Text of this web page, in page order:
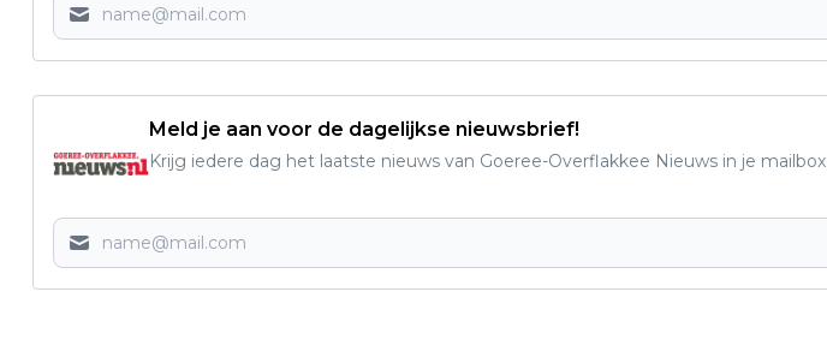
Meld je aan voor de dagelijkse nieuwsbrief!
Krijg iedere dag het laatste nieuws van Goeree-Overflakkee Nieuws in je mailbox